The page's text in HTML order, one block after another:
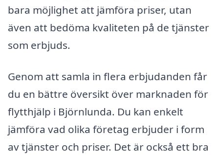
bara möjlighet att jämföra priser, utan
även att bedöma kvaliteten på de tjänster
som erbjuds.
Genom att samla in flera erbjudanden får
du en bättre översikt över marknaden för
flytthjälp i Björnlunda. Du kan enkelt
jämföra vad olika företag erbjuder i form
av tjänster och priser. Det är också ett bra